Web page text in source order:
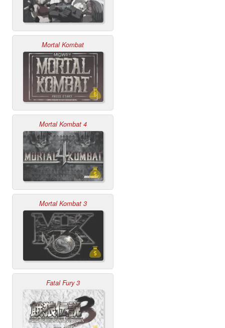
Mortal Kombat
Mortal Kombat 4
Mortal Kombat 3
Fatal Fury 3